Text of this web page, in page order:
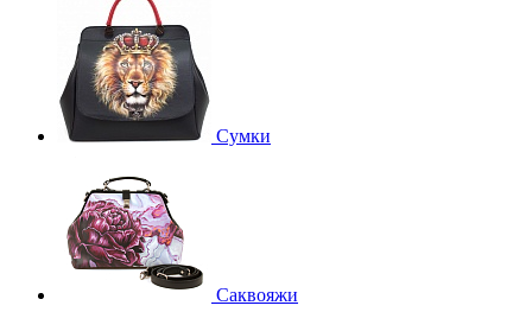
Сумки
Саквояжи